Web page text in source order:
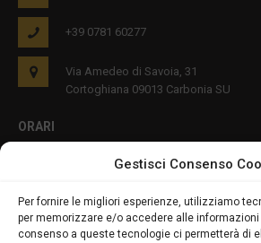
Gestisci Consenso
Per fornire le migliori esperienze, utilizziamo
per memorizzare e/o accedere alle informazioni
consenso a queste tecnologie ci permetterà di
+39 0781 60277
Via Amedeo di Savoia, 31
Cortoghiana 09013 Carbonia SU
ORARI
PRIVACY E COOKIES